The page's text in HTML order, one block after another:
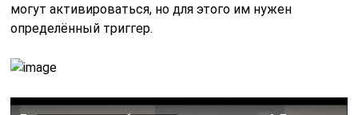
могут активироваться, но для этого им нужен
определённый триггер.